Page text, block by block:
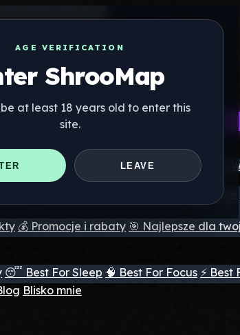
AGE VERIFICATION
ShrooMap
at least 18 years old to enter this
site.
LEAVE
Wyszukiwarka sklepów internetowych 🔮
💧 Nalewki z grzybów
💰 Promocje i rabaty 🎯 Najlepsze dla
😴 Best For Sleep 🧠 Best For Focus ⚡ Best
Blisko mnie